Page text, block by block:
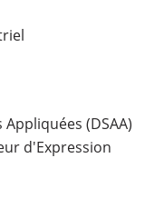
(DSAA)
d'Expression